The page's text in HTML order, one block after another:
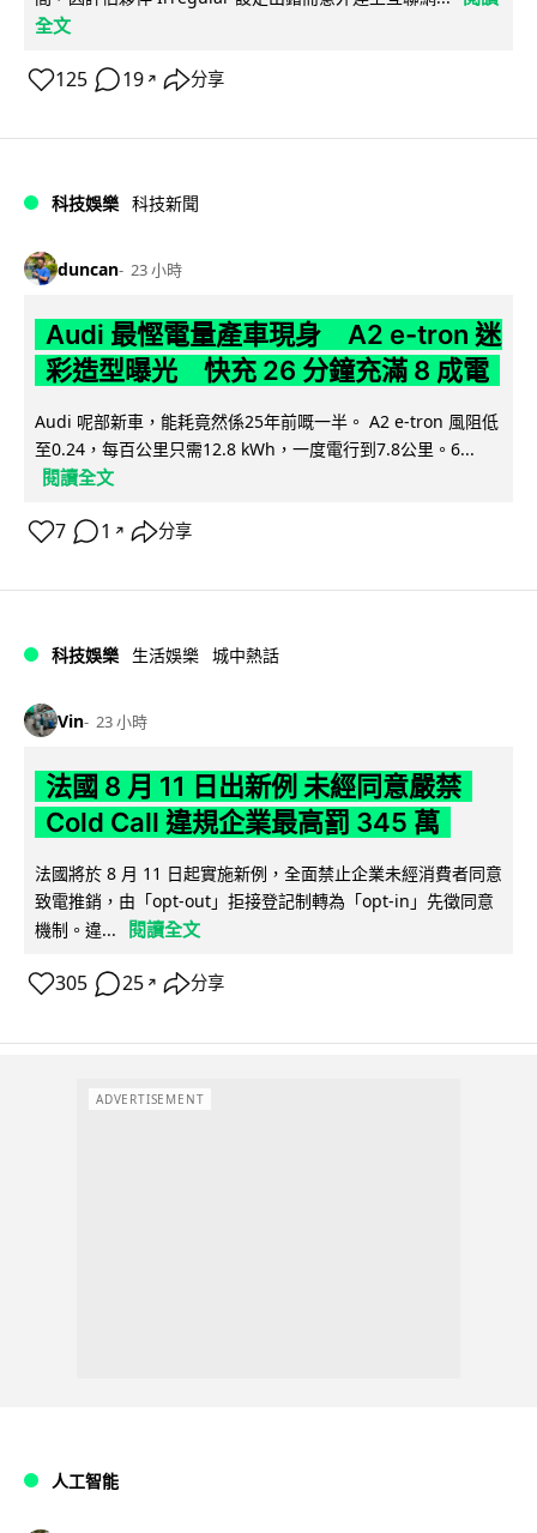
全文
125 19 ↗ 分享
科技娛樂 科技新聞
duncan 23 小時
Audi 最慳電量產車現身 A2 e-tron 迷
彩造型曝光 快充 26 分鐘充滿 8 成電
Audi 呢部新車，能耗竟然係25年前嘅一半。 A2 e-tron 風阻低
至0.24，每百公里只需12.8 kWh，一度電行到7.8公里。6...
閱讀全文
7 1 ↗ 分享
科技娛樂 生活娛樂 城中熱話
Vin 23 小時
法國 8 月 11 日出新例 未經同意嚴禁
Cold Call 違規企業最高罰 345 萬
法國將於 8 月 11 日起實施新例，全面禁止企業未經消費者同意
致電推銷，由「opt-out」拒接登記制轉為「opt-in」先徵同意
機制。違...
閱讀全文
305 25 ↗ 分享
ADVERTISEMENT
人工智能